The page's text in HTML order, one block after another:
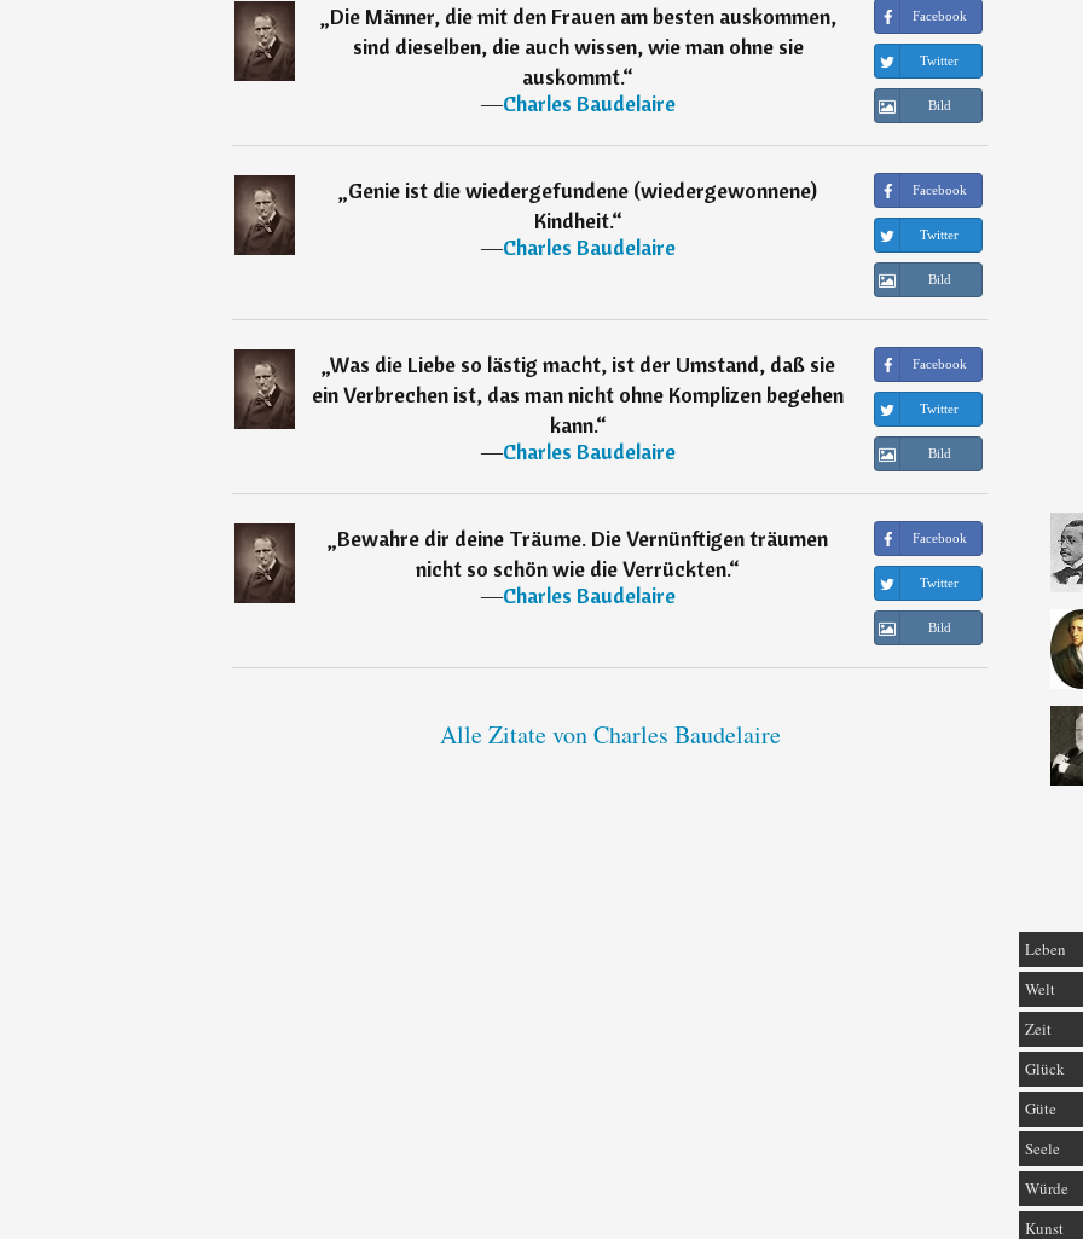
Die Männer, die mit den Frauen am besten auskommen,
sind dieselben, die auch wissen, wie man ohne sie
auskommt.“
―Charles Baudelaire
Facebook
Twitter
Bild
Genie ist die wiedergefundene (wiedergewonnene)
Kindheit.“
―Charles Baudelaire
Facebook
Twitter
Bild
Was die Liebe so lästig macht, ist der Umstand, daß sie
ein Verbrechen ist, das man nicht ohne Komplizen begehen
kann.“
―Charles Baudelaire
Facebook
Twitter
Bild
Bewahre dir deine Träume. Die Vernünftigen träumen
nicht so schön wie die Verrückten.“
―Charles Baudelaire
Facebook
Twitter
Bild
Alle Zitate von Charles Baudelaire
Leben
Welt
Zeit
Glück
Güte
Seele
Würde
Kunst